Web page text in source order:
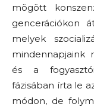
mögött
gencerációkon
melyek
mindennapjaink
és a
fázisában írta le
módon, de